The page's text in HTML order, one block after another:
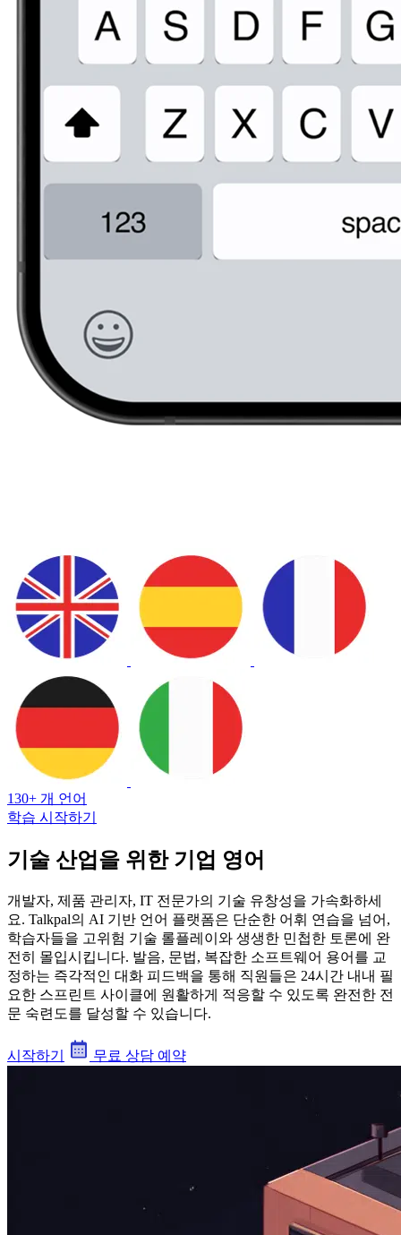
130+ 개 언어
학습 시작하기
기술 산업을 위한 기업 영어
개발자, 제품 관리자, IT 전문가의 기술 유창성을 가속화하세
요. Talkpal의 AI 기반 언어 플랫폼은 단순한 어휘 연습을 넘어,
학습자들을 고위험 기술 롤플레이와 생생한 민첩한 토론에 완
전히 몰입시킵니다. 발음, 문법, 복잡한 소프트웨어 용어를 교
정하는 즉각적인 대화 피드백을 통해 직원들은 24시간 내내 필
요한 스프린트 사이클에 원활하게 적응할 수 있도록 완전한 전
문 숙련도를 달성할 수 있습니다.
시작하기 무료 상담 예약